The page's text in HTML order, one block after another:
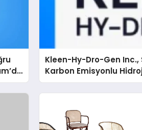
Kleen-Hy-Dro-Gen Inc.,
Karbon Emisyonlu
Isıtma Teknolojisinde
TSSA Düzenleyici